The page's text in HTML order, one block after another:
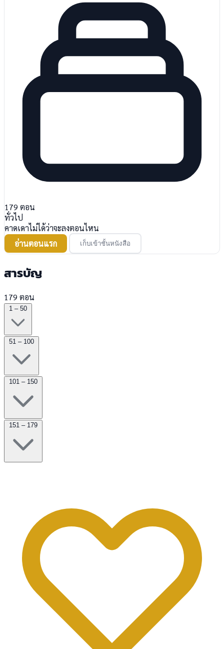
179 ตอน
ทั่วไป
คาดเดาไม่ได้ว่าจะลงตอนไหน
อ่านตอนแรก
เก็บเข้าชั้นหนังสือ
สารบัญ
179 ตอน
1 – 50
51 – 100
101 – 150
151 – 179